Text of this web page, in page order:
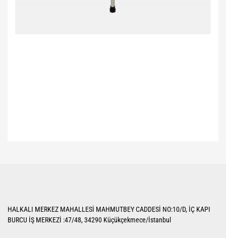
Ürün açıklamasında eksik bilgiler bulunuyor.
HALKALI MERKEZ MAHALLESİ MAHMUTBEY CADDESİ NO:10/D, İÇ KAPI
BURCU İŞ MERKEZİ :47/48, 34290 Küçükçekmece/İstanbul